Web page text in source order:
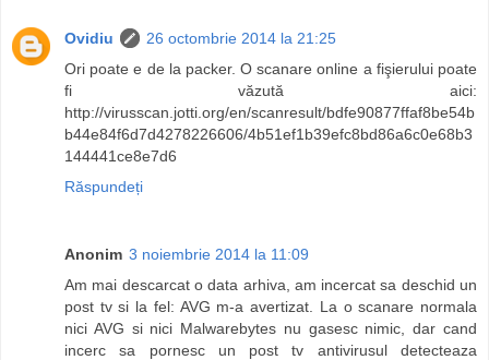
Ovidiu
26 octombrie 2014 la 21:25
Ori poate e de la packer. O scanare online a fişierului poate
fi văzută aici:
http://virusscan.jotti.org/en/scanresult/bdfe90877ffaf8be54b
b44e84f6d7d4278226606/4b51ef1b39efc8bd86a6c0e68b3
144441ce8e7d6
Răspundeți
Anonim 3 noiembrie 2014 la 11:09
Am mai descarcat o data arhiva, am incercat sa deschid un
post tv si la fel: AVG m-a avertizat. La o scanare normala
nici AVG si nici Malwarebytes nu gasesc nimic, dar cand
incerc sa pornesc un post tv antivirusul detecteaza